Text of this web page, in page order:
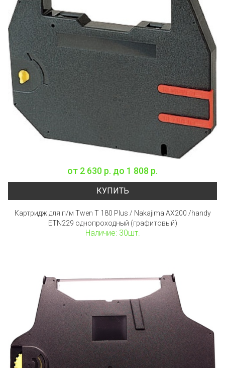
от 2 630 р. до 1 808 р.
КУПИТЬ
Картридж для п/м Twen T 180 Plus / Nakajima AX200 /handy
ETN229 однопроходный (графитовый)
Наличие: 30шт.